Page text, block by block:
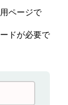
ページで
ドが必要で